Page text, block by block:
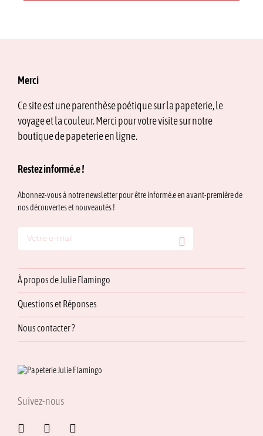
Merci
Ce site est une parenthèse poétique sur la papeterie, le
voyage et la couleur. Merci pour votre visite sur notre
boutique de papeterie en ligne.
Restez informé.e !
Abonnez-vous à notre newsletter pour être informé.e en avant-première de
nos découvertes et nouveautés !
À propos de Julie Flamingo
Questions et Réponses
Nous contacter ?
Suivez-nous